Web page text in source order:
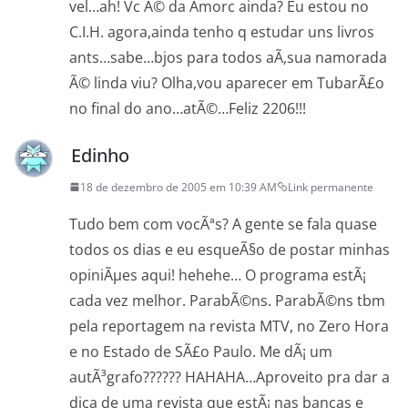
vel…ah! Vc Ã© da Amorc ainda? Eu estou no
C.I.H. agora,ainda tenho q estudar uns livros
ants…sabe…bjos para todos aÃ­,sua namorada
Ã© linda viu? Olha,vou aparecer em TubarÃ£o
no final do ano…atÃ©…Feliz 2206!!!
Edinho
18 de dezembro de 2005 em 10:39 AM Link permanente
Tudo bem com vocÃªs? A gente se fala quase
todos os dias e eu esqueÃ§o de postar minhas
opiniÃµes aqui! hehehe… O programa estÃ¡
cada vez melhor. ParabÃ©ns. ParabÃ©ns tbm
pela reportagem na revista MTV, no Zero Hora
e no Estado de SÃ£o Paulo. Me dÃ¡ um
autÃ³grafo?????? HAHAHA…Aproveito pra dar a
dica de uma revista que estÃ¡ nas bancas e